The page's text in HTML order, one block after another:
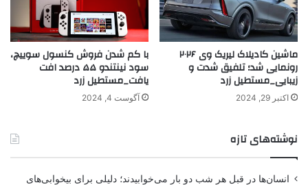
ماشین کادیلاک لیریک وی ۲۰۲۶
رونمایی شد؛ تلفیق شدت و
زیبایی_مستطیل زرد
اکتبر 29, 2024
با کم شدن فروش کنسول سوییچ،
سود نینتندو ۵۵ درصد افت
یافت_مستطیل زرد
آگوست 4, 2024
نوشته‌های تازه
انسان‌ها در قبل هر شب دو بار می‌خوابیدند؛ دلیلی برای بیخوابی‌های